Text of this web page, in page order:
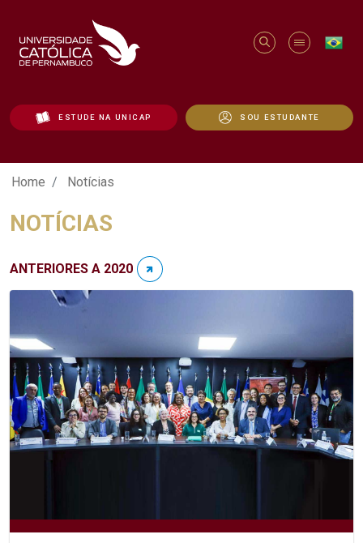
ESTUDE NA UNICAP SOU ESTUDANTE
Notícias - Unicap
Home Notícias
NOTÍCIAS
ANTERIORES A 2020